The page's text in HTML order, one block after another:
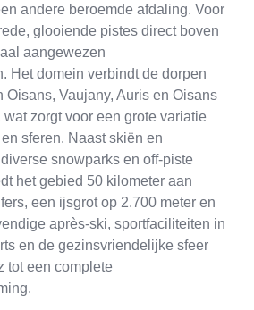
andere beroemde afdaling. Voor
glooiende pistes direct boven
aangewezen
Het domein verbindt de dorpen
Oisans, Vaujany, Auris en Oisans
zorgt voor een grote variatie
sferen. Naast skiën en
snowparks en off-piste
het gebied 50 kilometer aan
een ijsgrot op 2.700 meter en
après-ski, sportfaciliteiten in
en de gezinsvriendelijke sfeer
tot een complete